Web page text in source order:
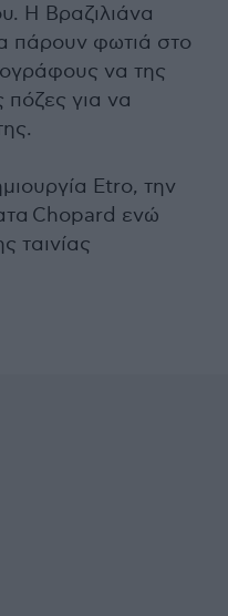
Η Βραζιλιάνα
πάρουν φωτιά στο
να της
πόζες για να
Etro, την
Chopard ενώ
ταινίας